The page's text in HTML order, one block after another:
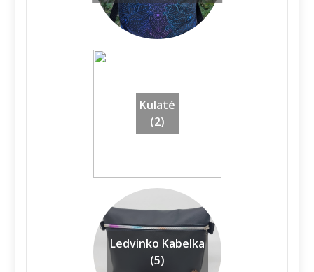
Kulaté
(2)
Ledvinko Kabelka
(5)